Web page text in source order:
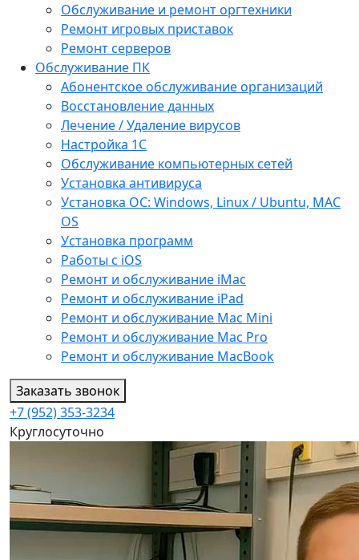
Обслуживание и ремонт оргтехники
Ремонт игровых приставок
Ремонт серверов
Обслуживание ПК
Абонентское обслуживание организаций
Восстановление данных
Лечение / Удаление вирусов
Настройка 1С
Обслуживание компьютерных сетей
Установка антивируса
Установка ОС: Windows, Linux / Ubuntu, МАС
OS
Установка программ
Работы с iOS
Ремонт и обслуживание iMac
Ремонт и обслуживание iPad
Ремонт и обслуживание Mac Mini
Ремонт и обслуживание Mac Pro
Ремонт и обслуживание MacBook
Заказать звонок
+7 (952) 353-3234
Круглосуточно